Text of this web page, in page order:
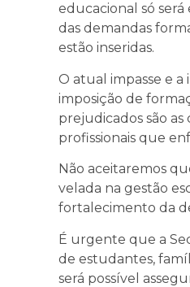
educacional só
das demandas
estão inseridas.
O atual impasse e
imposição de
prejudicados são
profissionais que
Não aceitaremos
velada na gestão
fortalecimento da
É urgente que a
de estudantes,
será possível